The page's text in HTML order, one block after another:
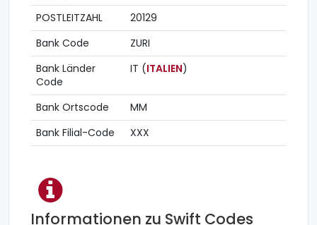
POSTLEITZAHL
20129
Bank Code
ZURI
Bank Länder
Code
IT (ITALIEN)
Bank Ortscode
MM
Bank Filial-Code
XXX
Informationen zu Swift Codes